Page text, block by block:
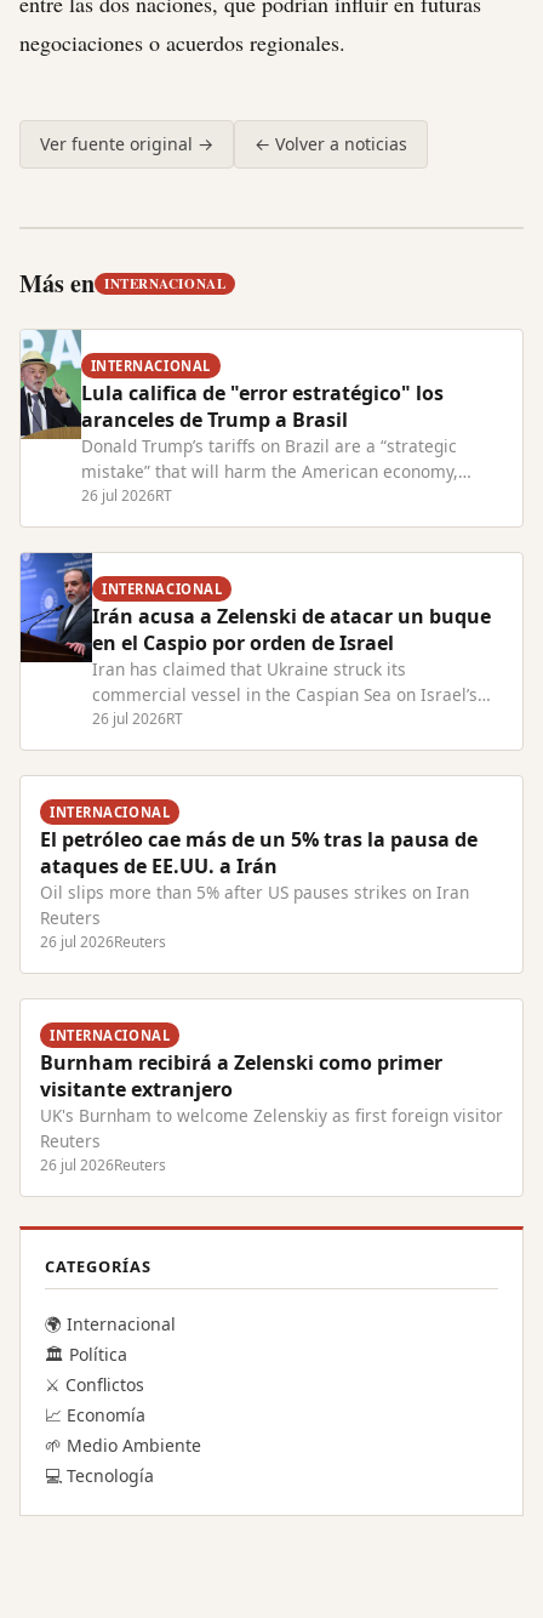
negociaciones o acuerdos regionales.
Ver fuente original → ← Volver a noticias
Más en INTERNACIONAL
INTERNACIONAL
Lula califica de "error estratégico" los
aranceles de Trump a Brasil
Donald Trump’s tariffs on Brazil are a “strategic
mistake” that will harm the American economy,
President Lula has warned. Read Full Article at
RT.com
26 jul 2026RT
INTERNACIONAL
Irán acusa a Zelenski de atacar un buque
en el Caspio por orden de Israel
Iran has claimed that Ukraine struck its
commercial vessel in the Caspian Sea on Israel’s
behalf Read Full Article at RT.com
26 jul 2026RT
INTERNACIONAL
El petróleo cae más de un 5% tras la pausa de
ataques de EE.UU. a Irán
Oil slips more than 5% after US pauses strikes on Iran
Reuters
26 jul 2026Reuters
INTERNACIONAL
Burnham recibirá a Zelenski como primer
visitante extranjero
UK's Burnham to welcome Zelenskiy as first foreign visitor
Reuters
26 jul 2026Reuters
CATEGORÍAS
🌍 Internacional
🏛️ Política
⚔️ Conflictos
📈 Economía
🌱 Medio Ambiente
💻 Tecnología